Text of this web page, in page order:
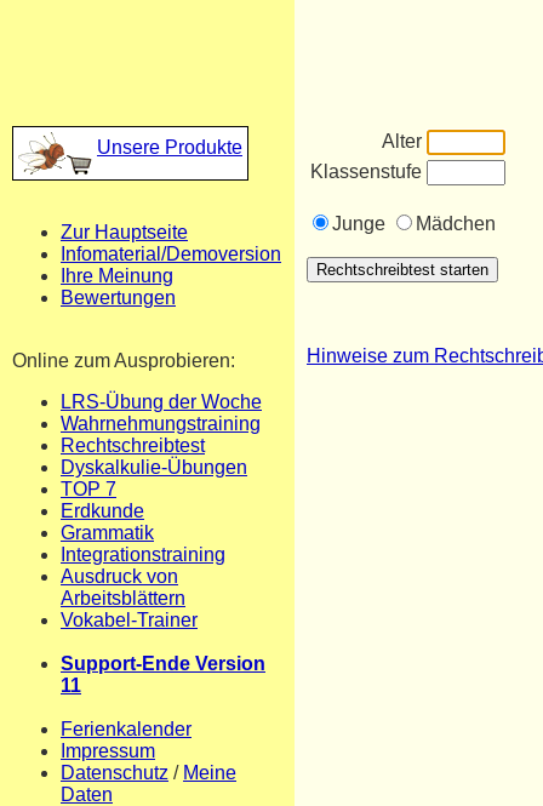
Unsere Produkte
Zur Hauptseite
Infomaterial/Demoversion
Ihre Meinung
Bewertungen
Online zum Ausprobieren:
LRS-Übung der Woche
Wahrnehmungstraining
Rechtschreibtest
Dyskalkulie-Übungen
TOP 7
Erdkunde
Grammatik
Integrationstraining
Ausdruck von
Arbeitsblättern
Vokabel-Trainer
Support-Ende Version
11
Ferienkalender
Impressum
Datenschutz / Meine
Daten
Alter
Klassenstufe
Junge Mädchen
Hinweise zum